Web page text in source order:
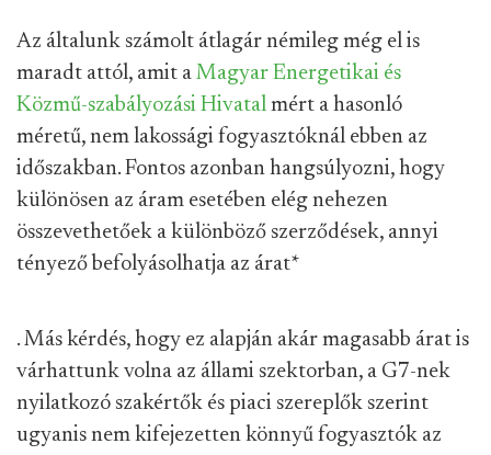
Az általunk számolt átlagár némileg még el is
maradt attól, amit a Magyar Energetikai és
Közmű-szabályozási Hivatal mért a hasonló
méretű, nem lakossági fogyasztóknál ebben az
időszakban. Fontos azonban hangsúlyozni, hogy
különösen az áram esetében elég nehezen
összevethetőek a különböző szerződések, annyi
tényező befolyásolhatja az árat*
. Más kérdés, hogy ez alapján akár magasabb árat is
várhattunk volna az állami szektorban, a G7-nek
nyilatkozó szakértők és piaci szereplők szerint
ugyanis nem kifejezetten könnyű fogyasztók az